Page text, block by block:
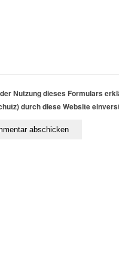
Nutzung dieses Formulars
durch diese Website